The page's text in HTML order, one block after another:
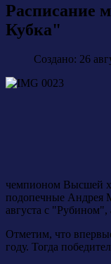
Расписание
Кубка"
Создано: 26
чемпионом Высшей
подопечные Андрея
августа с "Рубином",
Отметим, что
году. Тогда